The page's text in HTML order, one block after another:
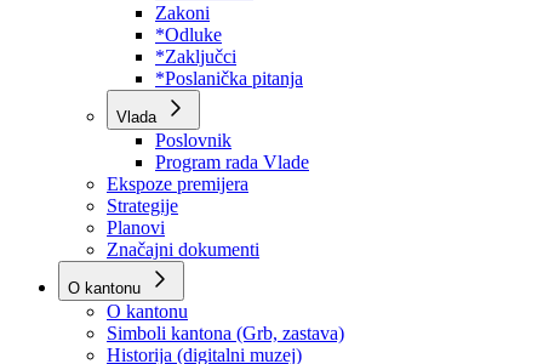
Poslovnik
Program rada Skupštine
Budžet 2026
Zakoni
*Odluke
*Zaključci
*Poslanička pitanja
Vlada
Poslovnik
Program rada Vlade
Ekspoze premijera
Strategije
Planovi
Značajni dokumenti
O kantonu